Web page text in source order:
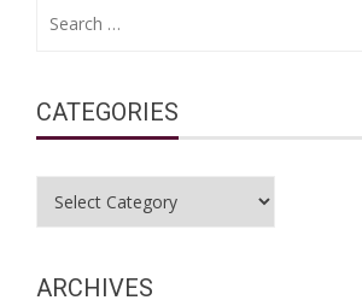
CATEGORIES
ARCHIVES